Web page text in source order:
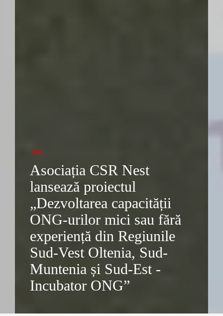
ONG
Asociația CSR Nest
lansează proiectul
„Dezvoltarea capacității
ONG-urilor mici sau fără
experiență din Regiunile
Sud-Vest Oltenia, Sud-
Muntenia și Sud-Est -
Incubator ONG”